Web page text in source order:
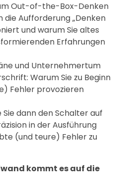
Out-of-the-Box-Denken
die Aufforderung „Denken
und warum Sie altes
Erfahrungen
und Unternehmertum
Warum Sie zu Beginn
Fehler provozieren
Sie dann den Schalter auf
in der Ausführung
(und teure) Fehler zu
kommt es auf die